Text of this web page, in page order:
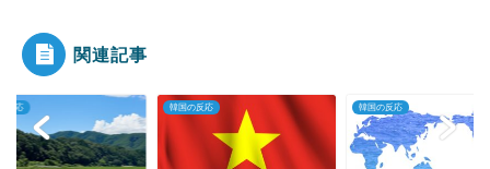
Powered by livedoor 相互RSS
関連記事
反応 韓国の反応 韓国の反応